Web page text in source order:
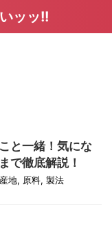
ッッ!!
と一緒！気にな
で徹底解説！
産地, 原料, 製法